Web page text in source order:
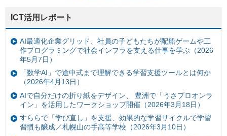
ICT活用レポート
AI最適化企業グリッド、社員の子どもたちが配船ゲームや工
作プログラミングで社会インフラを支える仕事を学ぶ（2026
年5月7日）
「数学AI」で途中式まで理解できる学習支援ツールとは何か
（2026年4月13日）
AIで自分だけの折り紙をデザイン、 豊洲で「うさプロオンラ
イン」を活用したワークショップ開催（2026年3月18日）
すららで「学び直し」を支援、効果的な学習サイクルで学習
習慣も醸成／札幌山の手高等学校（2026年3月10日）